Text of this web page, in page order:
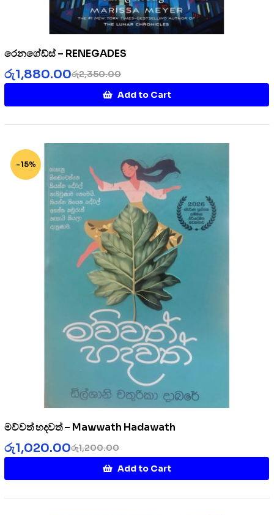
රෙනගේඩ්ස් – RENEGADES
රු2,350.00
රු1,880.00
Add to Cart
-15%
මව්වත් හදවත් – Mawwath Hadawath
රු1,200.00
රු1,020.00
Add to Cart